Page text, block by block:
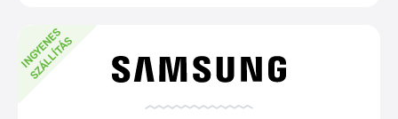
I
N
G
Y
E
N
E
S
S
Z
Á
L
L
Í
T
Á
S